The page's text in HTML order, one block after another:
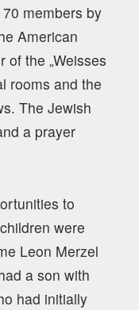
members by
American
of the „Weisses
rooms and the
The Jewish
a prayer
to
were
Leon Merzel
a son with
had initially